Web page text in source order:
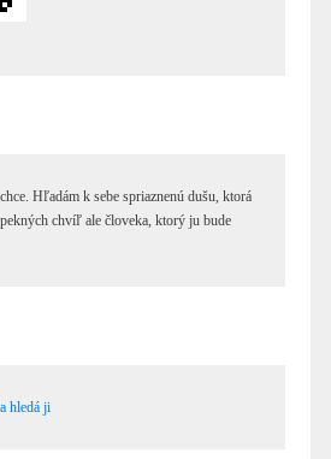
Hľadám k sebe spriaznenú dušu, ktorá
chvíľ ale človeka, ktorý ju bude
hledá ji